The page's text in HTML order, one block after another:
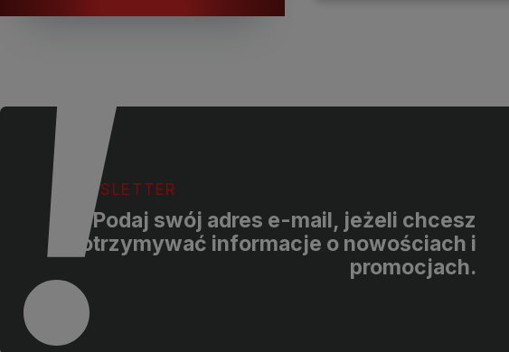
NEWSLETTER
Podaj swój adres e-mail, jeżeli chcesz
otrzymywać informacje o nowościach i
promocjach.